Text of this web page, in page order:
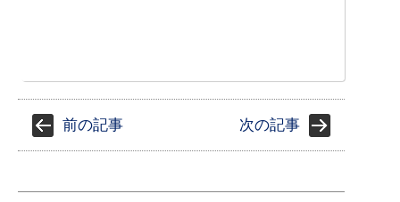
前の記事 次の記事